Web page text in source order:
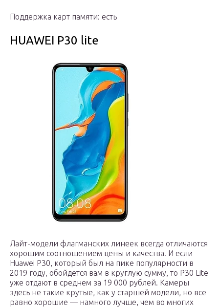
Поддержка карт памяти: есть
HUAWEI P30 lite
Лайт-модели флагманских линеек всегда отличаются
хорошим соотношением цены и качества. И если
Huawei P30, который был на пике популярности в
2019 году, обойдется вам в круглую сумму, то P30 Lite
уже отдают в среднем за 19 000 рублей. Камеры
здесь не такие крутые, как у старшей модели, но все
равно хорошие — намного лучше, чем во многих